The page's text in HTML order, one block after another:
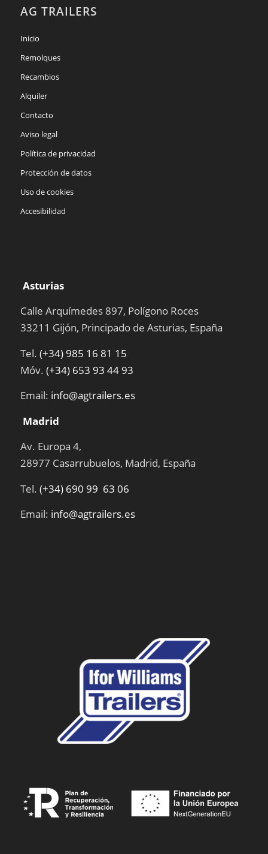
AG TRAILERS
Inicio
Remolques
Recambios
Alquiler
Contacto
Aviso legal
Política de privacidad
Protección de datos
Uso de cookies
Accesibilidad
Asturias
Calle Arquímedes 897, Polígono Roces
33211 Gijón, Principado de Asturias, España
Tel. (+34) 985 16 81 15
Móv. (+34) 653 93 44 93
Email: info@agtrailers.es
Madrid
Av. Europa 4,
28977 Casarrubuelos, Madrid, España
Tel. (+34) 690 99 63 06
Email: info@agtrailers.es